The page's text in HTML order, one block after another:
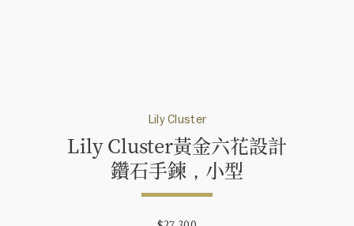
Lily Cluster
Lily Cluster黃金六花設計
鑽石手鍊，小型